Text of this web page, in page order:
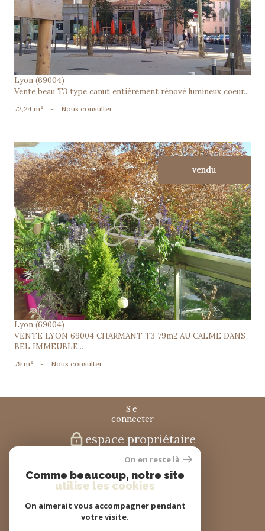
Lyon (69004)
Vente beau T3 type canut entièrement rénové lumineux coeur...
72,24 m² - Nous consulter
vendu
voir le bien
Lyon (69004)
VENTE LYON 69004 CHARMANT T3 79m2 AU CALME DANS
BEL IMMEUBLE...
79 m² - Nous consulter
se
connecter
espace propriétaire
nous
suivre
On en reste là
Comme beaucoup, notre site
utilise les cookies
On aimerait vous accompagner pendant
votre visite.